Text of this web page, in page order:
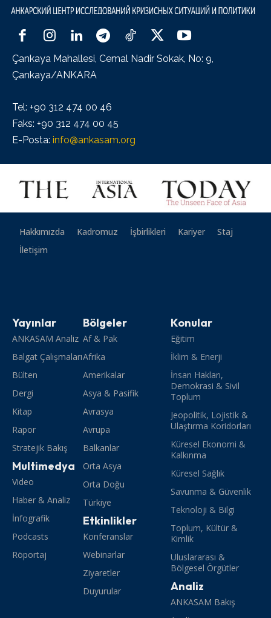
Çankaya Mahallesi, Cemal Nadir Sokak, No: 9,
Çankaya/ANKARA
Tel: +90 312 474 00 46
Faks: +90 312 474 00 45
E-Posta: info@ankasam.org
Hakkımızda Kadromuz İşbirlikleri Kariyer
Staj
İletişim
Yayınlar
ANKASAM Analiz
Balgat Çalışmaları
Bülten
Dergi
Kitap
Rapor
Stratejik Bakış
Multimedya
Video
Haber & Analiz
İnfografik
Podcasts
Röportaj
Bölgeler
Af & Pak
Afrika
Amerikalar
Asya & Pasifik
Avrasya
Avrupa
Balkanlar
Orta Asya
Orta Doğu
Türkiye
Etkinlikler
Konferanslar
Webinarlar
Ziyaretler
Duyurular
Konular
Eğitim
İklim & Enerji
İnsan Hakları,
Demokrasi & Sivil
Toplum
Jeopolitik, Lojistik &
Ulaştırma Koridorları
Küresel Ekonomi &
Kalkınma
Küresel Sağlık
Savunma & Güvenlik
Teknoloji & Bilgi
Toplum, Kültür &
Kimlik
Uluslararası &
Bölgesel Örgütler
Analiz
ANKASAM Bakış